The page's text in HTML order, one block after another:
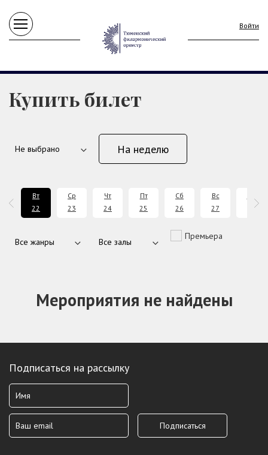
Войти
Купить билет
На неделю
Вт
22
Ср
23
Чт
24
Пт
25
Сб
26
Вс
27
28
Премьера
Мероприятия не найдены
Подписаться на рассылку